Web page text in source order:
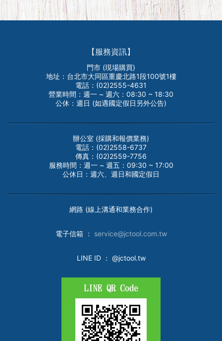
【服務資訊】
門市 (現場購買)
地址：台北市大同區重慶北路1段100號1樓
電話：(02)2555-4631
營業時間：週一 ~ 週六：08:30 ~ 18:30
公休：週日 (如遇國定假日另外公告)
辦公室 (採購和報價業務)
電話：(02)2558-6737
傳真：(02)2559-7756
服務時間：週一 ~ 週五：09:30 ~ 17:00
公休日：週六、週日和國定假日
網路 (線上溝通和業務合作)
電子信箱 ： service@jctool.com.tw
LINE ID： @jctool.tw